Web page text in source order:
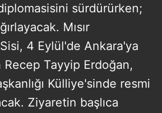
sürdürürken;
Mısır
4 Eylül'de Ankara'ya
Tayyip Erdoğan,
Külliye'sinde resmi
Ziyaretin başlıca